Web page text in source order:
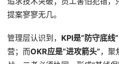
提案寥寥无几。
管理层认识到， KPI是“防守底线”
营；而OKR应是“进攻箭头”，聚